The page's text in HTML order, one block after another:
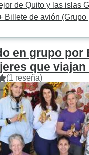
de Quito y las islas
Billete de avión (Grupo
en grupo por
que
(1 reseña)